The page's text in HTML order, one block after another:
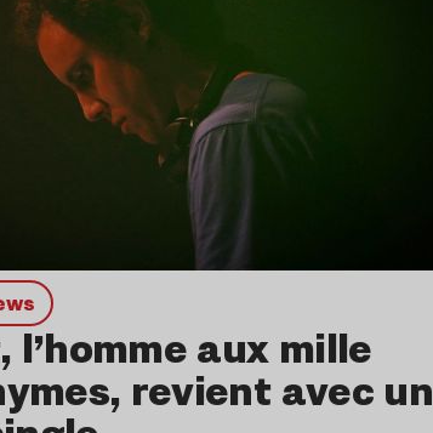
l’homme aux mille
revient avec un